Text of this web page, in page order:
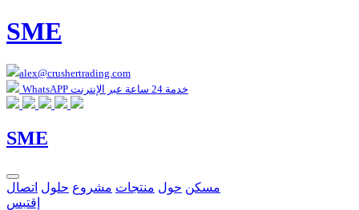
SME
alex@crushertrading.com
WhatsAPP خدمة 24 ساعة عبر الإنترنت
SME
مسكن حول منتجات مشروع حلول اتصال
إقتبس